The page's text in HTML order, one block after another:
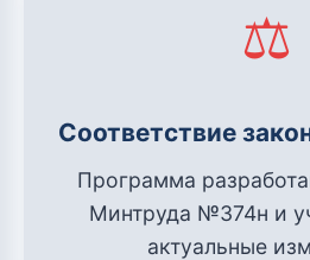
⚖️
Соответствие
Программа
Минтруда №374н и
актуальные